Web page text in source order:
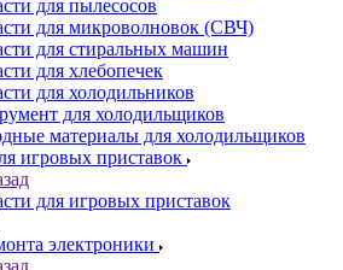
для стиральных машин
для хлебопечек
для холодильников
для холодильщиков
материалы для холодильщиков
игровых приставок
для игровых приставок
электроники
ремонта электроники